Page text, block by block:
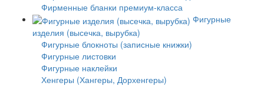
Фирменные бланки премиум-класса
Фигурные
изделия (высечка, вырубка)
Фигурные блокноты (записные книжки)
Фигурные листовки
Фигурные наклейки
Хенгеры (Хангеры, Дорхенгеры)